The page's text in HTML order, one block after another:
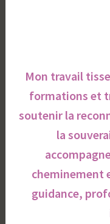
Mon travail
formations et
soutenir la
la
cheminement
guidance,